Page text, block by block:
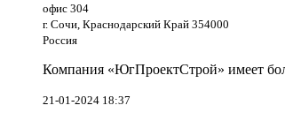
офис 304
г. Сочи, Краснодарский Край 354000
Россия
Компания «ЮгПроектСтрой» имеет
21-01-2024 18:37